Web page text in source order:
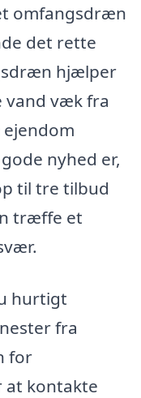
omfangsdræn
det rette
hjælper
vand væk fra
nyhed er,
til tre tilbud
træffe et
hurtigt
fra
for
at kontakte